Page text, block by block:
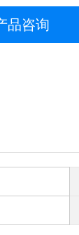
品咨询